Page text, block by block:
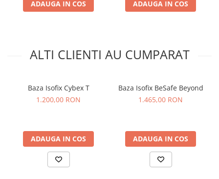
scaun auto Cybex Platinum va deveni o experienta
memorabila!
ADAUGA IN COS ADAUGA IN COS
ALTI CLIENTI AU CUMPARAT
Baza Isofix Cybex T
1.200,00 RON
ADAUGA IN COS
Baza Isofix BeSafe Beyond
1.465,00 RON
ADAUGA IN COS